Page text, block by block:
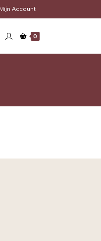
Mijn Account
0